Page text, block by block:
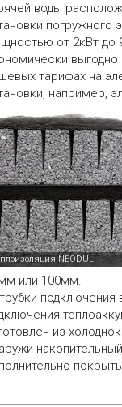
воды
погружного
от 2кВт до
тарифах на
например,
или 100мм.
подключения
из